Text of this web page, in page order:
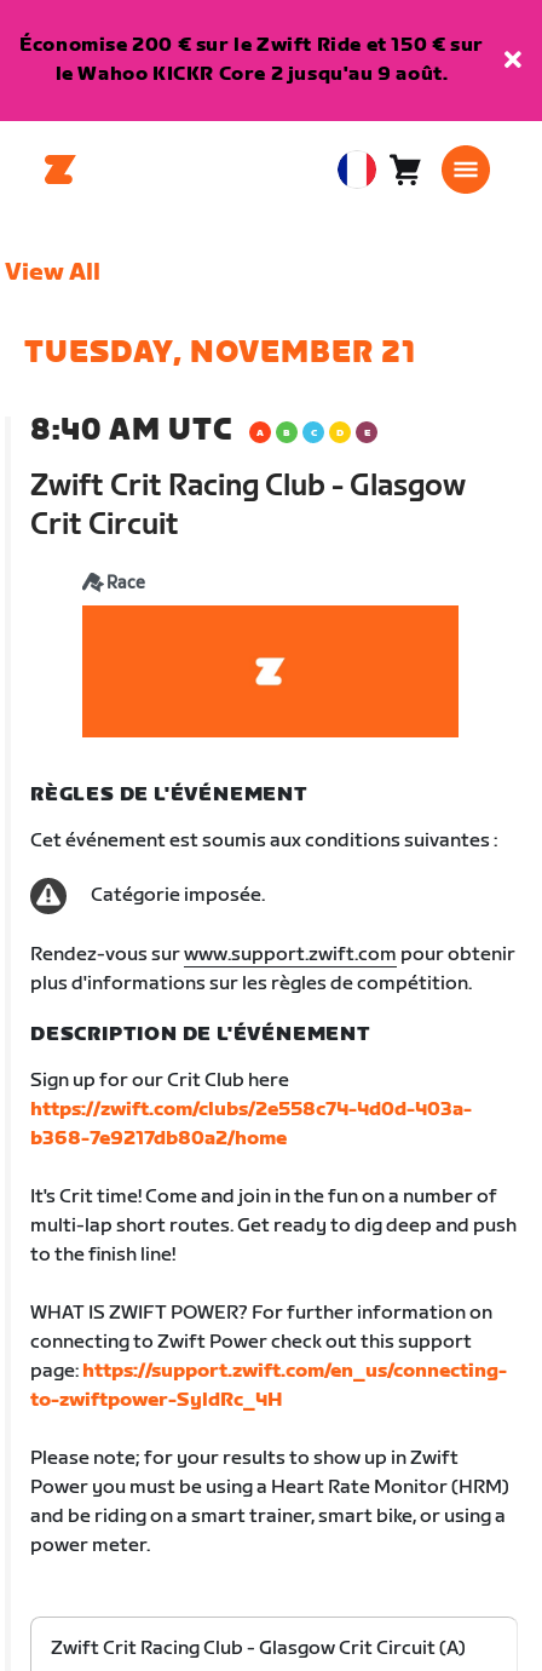
Économise 200 € sur le Zwift Ride et 150 € sur
le Wahoo KICKR Core 2 jusqu'au 9 août.
EuropeanPanier0
View All
TUESDAY, NOVEMBER 21
8:40 AM UTC
Zwift Crit Racing Club - Glasgow
Crit Circuit
Race
RÈGLES DE L'ÉVÉNEMENT
Cet événement est soumis aux conditions suivantes :
Catégorie imposée.
Rendez-vous surwww.support.zwift.com pour obtenir
plus d'informations sur les règles de compétition.
DESCRIPTION DE L'ÉVÉNEMENT
Sign up for our Crit Club here
https://zwift.com/clubs/2e558c74-4d0d-403a-
b368-7e9217db80a2/home
It's Crit time! Come and join in the fun on a number of
multi-lap short routes. Get ready to dig deep and push
to the finish line!
WHAT IS ZWIFT POWER? For further information on
connecting to Zwift Power check out this support
page: https://support.zwift.com/en_us/connecting-
to-zwiftpower-SyldRc_4H
Please note; for your results to show up in Zwift
Power you must be using a Heart Rate Monitor (HRM)
and be riding on a smart trainer, smart bike, or using a
power meter.
Zwift Crit Racing Club - Glasgow Crit Circuit (A)